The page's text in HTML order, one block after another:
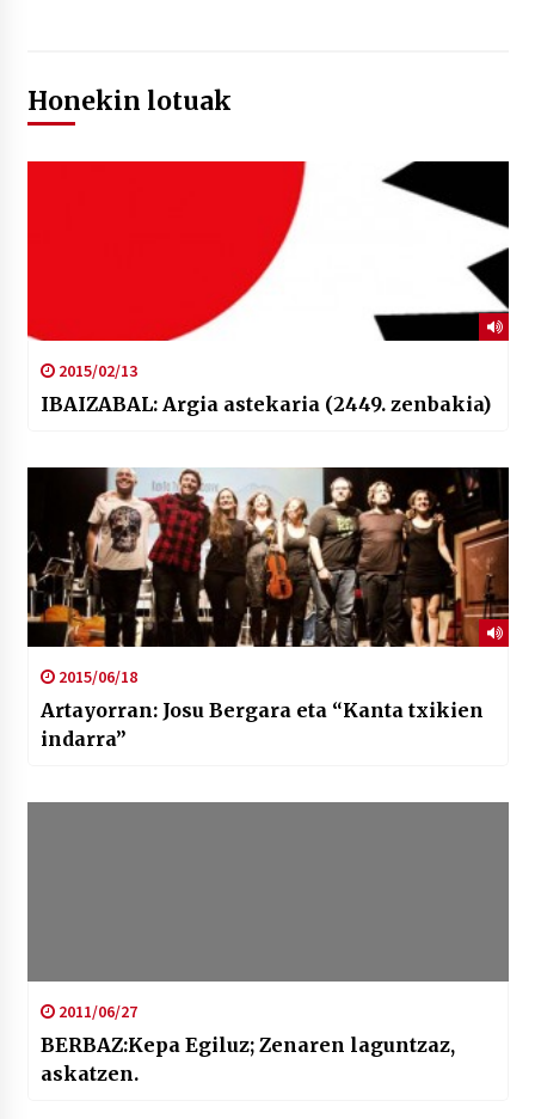
Honekin lotuak
2015/02/13
IBAIZABAL: Argia astekaria (2449. zenbakia)
2015/06/18
Artayorran: Josu Bergara eta “Kanta txikien
indarra”
2011/06/27
BERBAZ:Kepa Egiluz; Zenaren laguntzaz,
askatzen.